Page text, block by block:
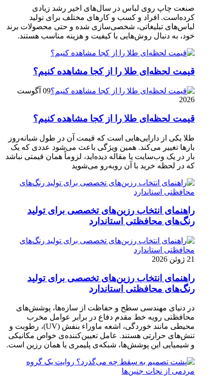
صنعت چاپ روی لباس در سال‌های اخیر رشد زیادی
کرده‌است. افراد و کسب‌ و کارهای مختلف برای تولید
لباس‌های تبلیغاتی، شخصی‌سازی ‌شده و حتی محصولات برند
خود، به دنبال روش‌هایی با کیفیت و هزینه مناسب هستند.
قیمت لحظه‌ای طلا را از کجا مشاهده کنیم؟
09 آگوست
2026
قیمت لحظه‌ای طلا را از کجا مشاهده کنیم؟
طلا یکی از دارایی‌هایی است که قیمت آن در طول شبانه‌روز
بارها تغییر می‌کند. همین ویژگی باعث می‌شود عددی که یک
بار در یک وب‌سایت یا مقاله دیده‌اید، لزوماً همان قیمتی نباشد
که در لحظه خرید با آن روبه‌رو می‌شوید
راهنمای انتخاب رزین‌های تخصصی برای تولید
رنگ‌های محافظتی استاندارد
21 ژوئن 2026
راهنمای انتخاب رزین‌های تخصصی برای تولید
رنگ‌های محافظتی استاندارد
در دنیای مهندسی سطح و حفاظت از سازه‌ها، پوشش‌های
محافظتی رویه خط مقدم دفاع در برابر عوامل مخرب
محیطی مانند خوردگی، اشعه ماوراء بنفش (UV)، رطوبت و
تنش‌های حرارتی هستند. عامل تعیین‌کننده‌ی خواص مکانیکی
و شیمیایی این پوشش‌ها، شبکه‌ی پلیمری یا همان رزین است.